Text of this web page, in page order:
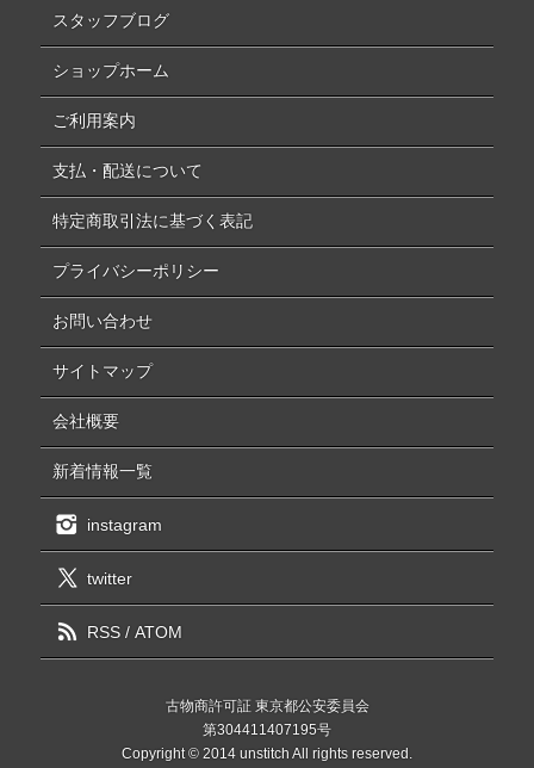
スタッフブログ
ショップホーム
ご利用案内
支払・配送について
特定商取引法に基づく表記
プライバシーポリシー
お問い合わせ
サイトマップ
会社概要
新着情報一覧
instagram
twitter
RSS/ ATOM
古物商許可証 東京都公安委員会
第304411407195号
Copyright © 2014 unstitch All rights reserved.